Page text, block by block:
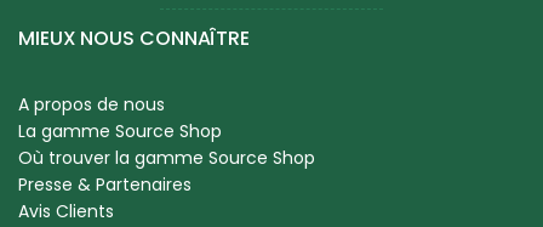
MIEUX NOUS CONNAÎTRE
A propos de nous
La gamme Source Shop
Où trouver la gamme Source Shop
Presse & Partenaires
Avis Clients